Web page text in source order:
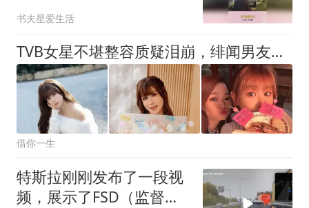
书夫星爱生活
TVB女星不堪整容质疑泪崩，绯闻男友现场暖心护航
借你一生
特斯拉刚刚发布了一段视
频，展示了FSD（监督